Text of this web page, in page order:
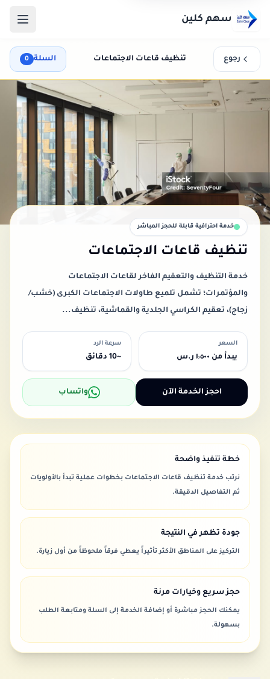
سهم كلين
رجوع تنظيف قاعات الاجتماعات السلة 0
خدمة احترافية قابلة للحجز المباشر
تنظيف قاعات الاجتماعات
خدمة التنظيف والتعقيم الفاخر لقاعات الاجتماعات
والمؤتمرات؛ تشمل تلميع طاولات الاجتماعات الكبرى (خشب/
زجاج)، تعقيم الكراسي الجلدية والقماشية، تنظيف...
السعر
يبدأ من ١٬٥٠٠ ر.س
سرعة الرد
~10 دقائق
احجز الخدمة الآن واتساب
خطة تنفيذ واضحة
نرتب خدمة تنظيف قاعات الاجتماعات بخطوات عملية تبدأ بالأولويات
ثم التفاصيل الدقيقة.
جودة تظهر في النتيجة
التركيز على المناطق الأكثر تأثيراً يعطي فرقاً ملحوظاً من أول زيارة.
حجز سريع وخيارات مرنة
يمكنك الحجز مباشرة أو إضافة الخدمة إلى السلة ومتابعة الطلب
بسهولة.